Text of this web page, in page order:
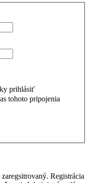
prihlásiť
tohoto pripojenia
Registrácia